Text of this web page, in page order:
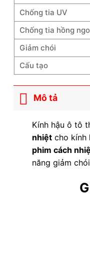
Chống tia UV
Chống tia hồng
Giảm chói
Cấu tạo
Mô tả
Kính hậu ô tô
nhiệtcho kính
phim cách
năng giảm